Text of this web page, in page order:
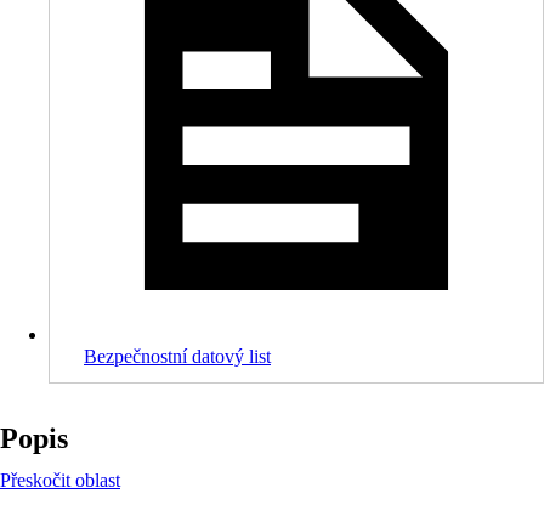
Bezpečnostní datový list
Popis
Přeskočit oblast